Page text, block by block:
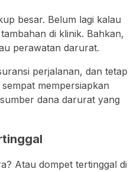
besar. Belum lagi kalau
di klinik. Bahkan,
perawatan darurat.
perjalanan, dan tetap
mempersiapkan
dana darurat yang
Atau dompet tertinggal di